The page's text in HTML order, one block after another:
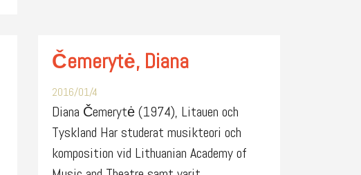
Čemerytė, Diana
2016/01/4
Diana Čemerytė (1974), Litauen och
Tyskland Har studerat musikteori och
komposition vid Lithuanian Academy of